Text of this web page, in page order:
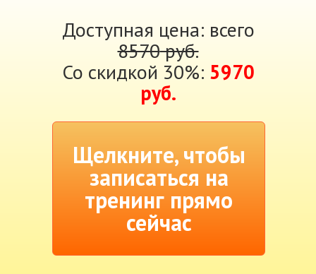
Доступная цена: всего
8570руб.
Со скидкой 30%: 5970
руб.
Щелкните, чтобы
записаться на
тренинг прямо
сейчас